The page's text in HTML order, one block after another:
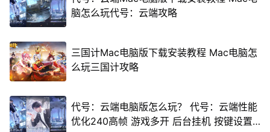
脑怎么玩代号：云端攻略
三国计Mac电脑版下载安装教程 Mac电脑怎
么玩三国计攻略
代号：云端电脑版怎么玩？ 代号：云端性能
优化240高帧 游戏多开 后台挂机 按键设置